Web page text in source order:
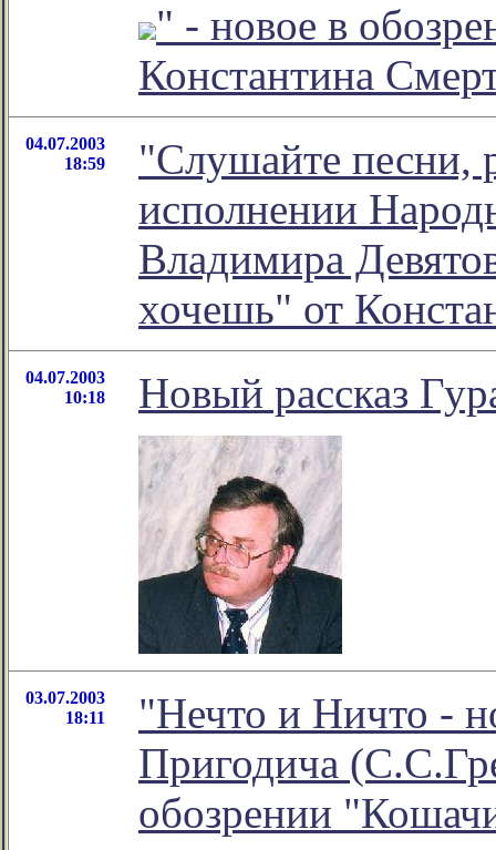
" - новое в
Константина
04.07.2003
18:59
"Слушайте песни,
исполнении
Владимира
хочешь" от
04.07.2003
10:18
Новый рассказ
03.07.2003
18:11
"Нечто и Ничто -
Пригодича
обозрении